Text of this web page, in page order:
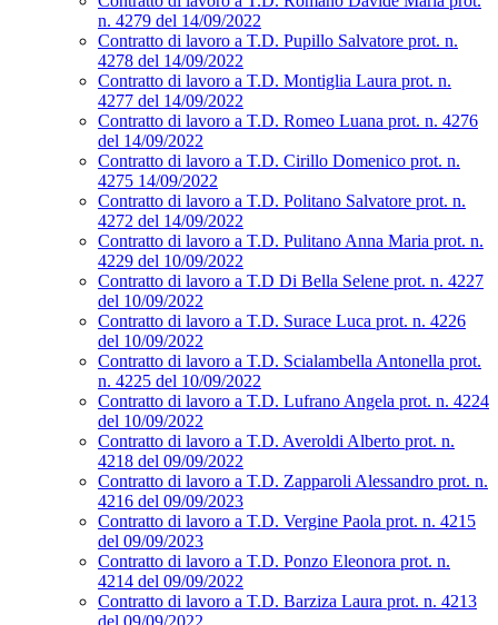
n. 4279 del 14/09/2022
Contratto di lavoro a T.D. Pupillo Salvatore prot. n.
4278 del 14/09/2022
Contratto di lavoro a T.D. Montiglia Laura prot. n.
4277 del 14/09/2022
Contratto di lavoro a T.D. Romeo Luana prot. n. 4276
del 14/09/2022
Contratto di lavoro a T.D. Cirillo Domenico prot. n.
4275 14/09/2022
Contratto di lavoro a T.D. Politano Salvatore prot. n.
4272 del 14/09/2022
Contratto di lavoro a T.D. Pulitano Anna Maria prot. n.
4229 del 10/09/2022
Contratto di lavoro a T.D Di Bella Selene prot. n. 4227
del 10/09/2022
Contratto di lavoro a T.D. Surace Luca prot. n. 4226
del 10/09/2022
Contratto di lavoro a T.D. Scialambella Antonella prot.
n. 4225 del 10/09/2022
Contratto di lavoro a T.D. Lufrano Angela prot. n. 4224
del 10/09/2022
Contratto di lavoro a T.D. Averoldi Alberto prot. n.
4218 del 09/09/2022
Contratto di lavoro a T.D. Zapparoli Alessandro prot. n.
4216 del 09/09/2023
Contratto di lavoro a T.D. Vergine Paola prot. n. 4215
del 09/09/2023
Contratto di lavoro a T.D. Ponzo Eleonora prot. n.
4214 del 09/09/2022
Contratto di lavoro a T.D. Barziza Laura prot. n. 4213